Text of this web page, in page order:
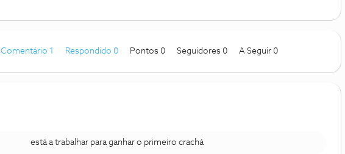
Comentário 1 Respondido 0 Pontos 0 Seguidores 0 A Seguir 0
está a trabalhar para ganhar o primeiro crachá